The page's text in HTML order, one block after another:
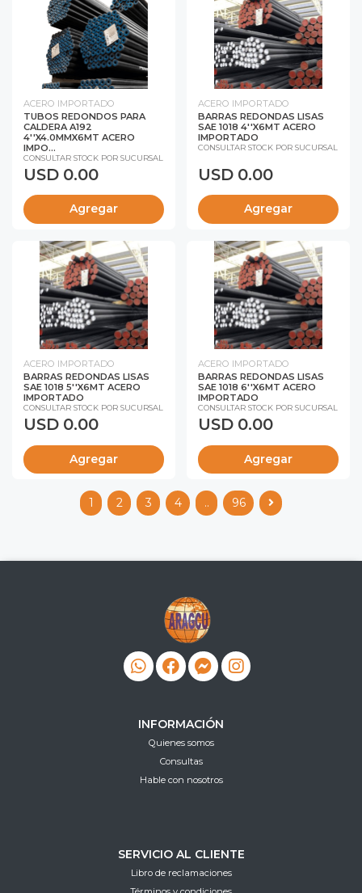
ACERO IMPORTADO
TUBOS REDONDOS PARA
CALDERA A192
4''X4.0MMX6MT ACERO
IMPO...
CONSULTAR STOCK POR SUCURSAL
USD 0.00
Agregar
ACERO IMPORTADO
BARRAS REDONDAS LISAS
SAE 1018 4''X6MT ACERO
IMPORTADO
CONSULTAR STOCK POR SUCURSAL
USD 0.00
Agregar
ACERO IMPORTADO
BARRAS REDONDAS LISAS
SAE 1018 5''X6MT ACERO
IMPORTADO
CONSULTAR STOCK POR SUCURSAL
USD 0.00
Agregar
ACERO IMPORTADO
BARRAS REDONDAS LISAS
SAE 1018 6''X6MT ACERO
IMPORTADO
CONSULTAR STOCK POR SUCURSAL
USD 0.00
Agregar
1 2 3 4 .. 96
INFORMACIÓN
Quienes somos
Consultas
Hable con nosotros
SERVICIO AL CLIENTE
Libro de reclamaciones